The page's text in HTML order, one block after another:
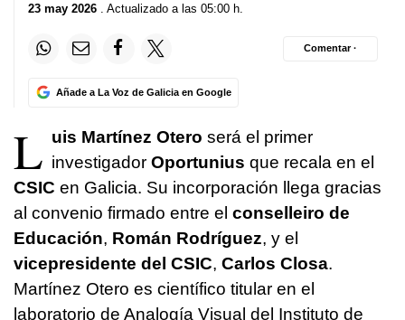
23 may 2026 . Actualizado a las 05:00 h.
Añade a La Voz de Galicia en Google
Comentar ·
L uis Martínez Otero será el primer
investigador Oportunius que recala en el
CSIC en Galicia. Su incorporación llega gracias
al convenio firmado entre el conselleiro de
Educación, Román Rodríguez, y el
vicepresidente del CSIC, Carlos Closa.
Martínez Otero es científico titular en el
laboratorio de Analogía Visual del Instituto de